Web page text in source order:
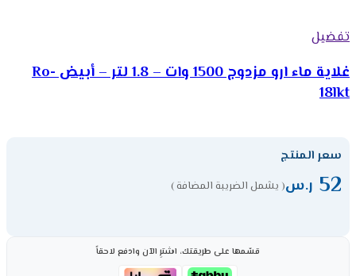
تفضيل
غلاية ماء ارو مزدوج 1500 وات – 1.8 لتر – أبيض Ro-
18lkt
سعر المنتج
52 ر.س( يشمل الضريبة المضافة )
قسّمها على طريقتك، اشترِ الآن وادفع لاحقاً